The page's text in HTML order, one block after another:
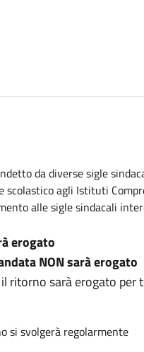
da diverse sigle
agli Istituti
alle sigle sindacali
erogato
NON sarà erogato
ritorno sarà erogato per
si svolgerà regolarmente